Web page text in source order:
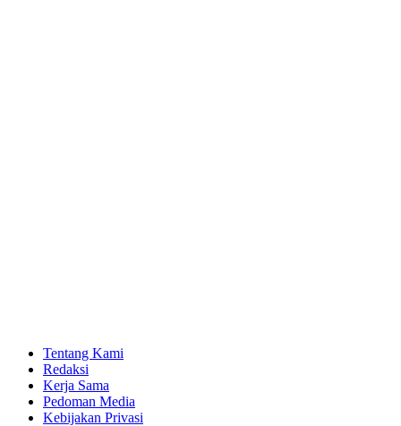
Tentang Kami
Redaksi
Kerja Sama
Pedoman Media
Kebijakan Privasi